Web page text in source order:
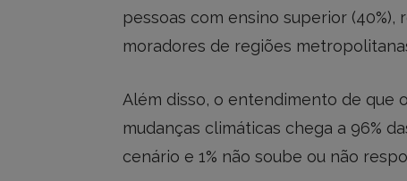
pessoas com ensino superior (40%),
moradores de regiões
Além disso, o entendimento de que
mudanças climáticas chega a 96%
cenário e 1% não soube ou não